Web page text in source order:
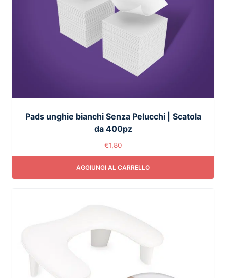
Pads unghie bianchi Senza Pelucchi | Scatola
da 400pz
€1,80
AGGIUNGI AL CARRELLO